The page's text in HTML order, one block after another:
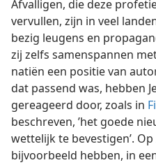
Afvalligen, die deze
vervullen, zijn in veel
bezig leugens en
zij zelfs samenspannen
natiën een positie van
dat passend was, hebben
gereageerd door, zoals in
beschreven, ’het goede
wettelijk te bevestigen’.
bijvoorbeeld hebben, in